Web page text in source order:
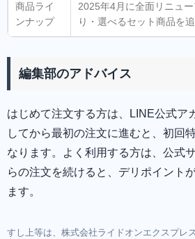
商品ライ
ンナップ
2025年4月に全面リニュ
り・選べるセット商品を
編集部のアドバイス
はじめて注文する方は、LINE公式ア
してから最初の注文に進むと、初回
なります。よく利用する方は、公式
らの注文を続けると、デリポイント
ます。
すし上等は、株式会社ライドオンエクスプレ